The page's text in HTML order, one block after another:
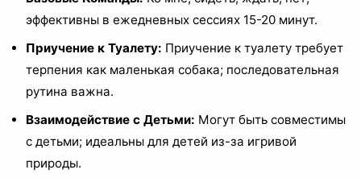
эффективны в ежедневных сессиях 15-20 минут.
Приучение к Туалету: Приучение к туалету требует
терпения как маленькая собака; последовательная
рутина важна.
Взаимодействие с Детьми: Могут быть совместимы
с детьми; идеальны для детей из-за игривой
природы.